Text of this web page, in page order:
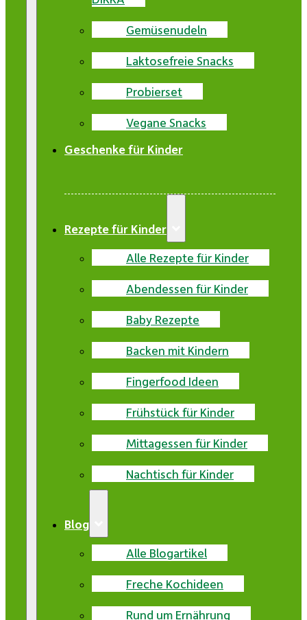
Gemüsenudeln
Laktosefreie Snacks
Probierset
Vegane Snacks
Geschenke für Kinder
Rezepte für Kinder
Alle Rezepte für Kinder
Abendessen für Kinder
Baby Rezepte
Backen mit Kindern
Fingerfood Ideen
Frühstück für Kinder
Mittagessen für Kinder
Nachtisch für Kinder
Blog
Alle Blogartikel
Freche Kochideen
Rund um Ernährung